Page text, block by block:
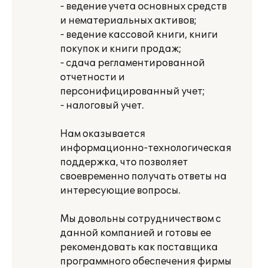
- ведение учета основных средств
и нематериальных активов;
- ведение кассовой книги, книги
покупок и книги продаж;
- сдача регламентированной
отчетности и
персонифицированный учет;
- налоговый учет.
Нам оказывается
информационно-технологическая
поддержка, что позволяет
своевременно получать ответы на
интересующие вопросы.
Мы довольны сотрудничеством с
данной компанией и готовы ее
рекомендовать как поставщика
программного обеспечения фирмы